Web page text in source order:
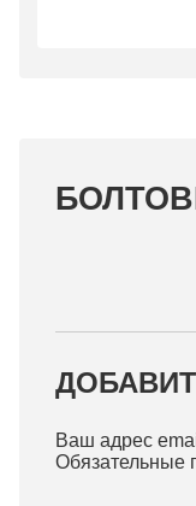
Ваш адрес
Обязательные